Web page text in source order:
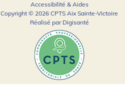
Accessibilité & Aides
Copyright © 2026 CPTS Aix Sainte-Victoire
Réalisé par Digisanté